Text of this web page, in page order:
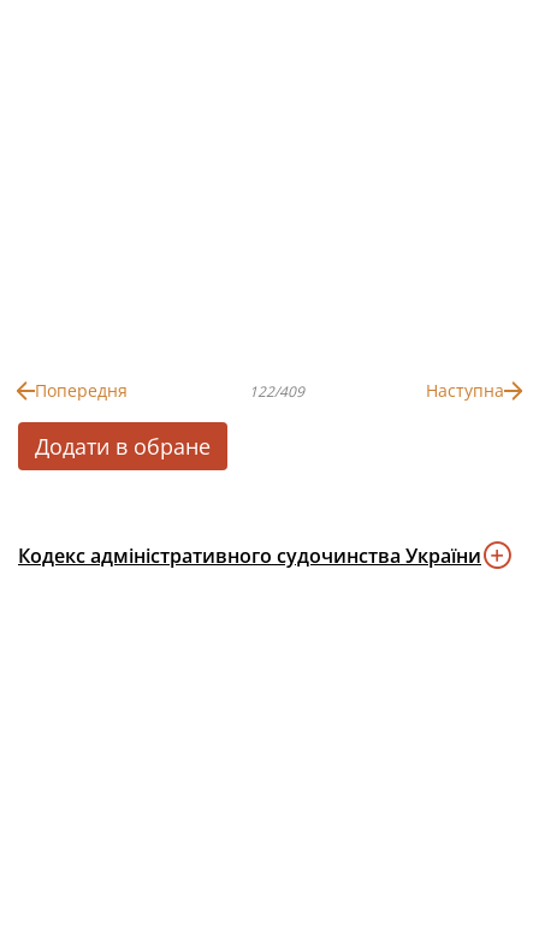
Попередня 122/409 Наступна
Додати в обране
Кодекс адміністративного судочинства України